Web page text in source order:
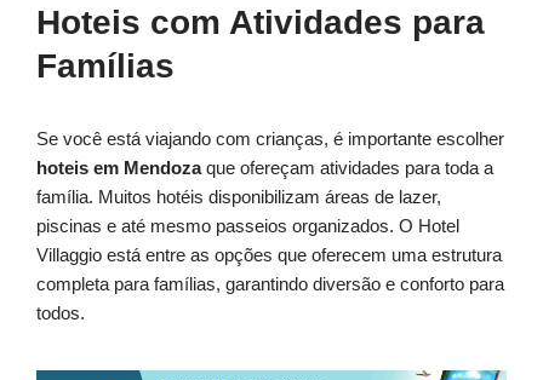
Hoteis com Atividades para
Famílias
Se você está viajando com crianças, é importante escolher
hoteis em Mendozaque ofereçam atividades para toda a
família. Muitos hotéis disponibilizam áreas de lazer,
piscinas e até mesmo passeios organizados. O Hotel
Villaggio está entre as opções que oferecem uma estrutura
completa para famílias, garantindo diversão e conforto para
todos.